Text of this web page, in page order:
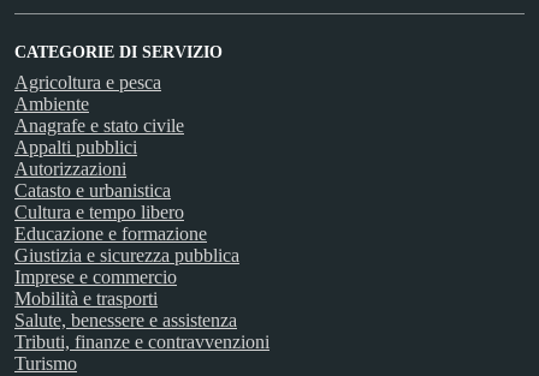
CATEGORIE DI SERVIZIO
Agricoltura e pesca
Ambiente
Anagrafe e stato civile
Appalti pubblici
Autorizzazioni
Catasto e urbanistica
Cultura e tempo libero
Educazione e formazione
Giustizia e sicurezza pubblica
Imprese e commercio
Mobilità e trasporti
Salute, benessere e assistenza
Tributi, finanze e contravvenzioni
Turismo